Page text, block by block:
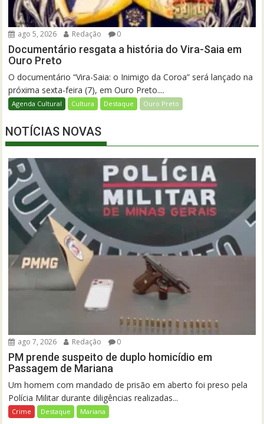
ago 5, 2026 Redação 0
Documentário resgata a história do Vira-Saia em
Ouro Preto
O documentário “Vira-Saia: o Inimigo da Coroa” será lançado na
próxima sexta-feira (7), em Ouro Preto....
Agenda Cultural Cultura Destaque Ouro Preto
NOTÍCIAS NOVAS
ago 7, 2026 Redação 0
PM prende suspeito de duplo homicídio em
Passagem de Mariana
Um homem com mandado de prisão em aberto foi preso pela
Polícia Militar durante diligências realizadas...
Crime Destaque Mariana